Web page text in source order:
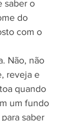
saber o
do
com o
Não, não
reveja e
quando
um fundo
saber